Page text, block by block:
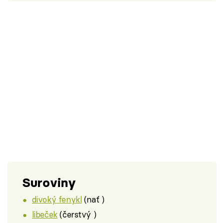
Suroviny
divoký fenykl(nať )
libeček(čerstvý )